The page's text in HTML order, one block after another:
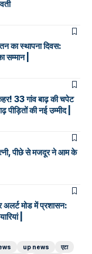
का स्थापना दिवस:
सम्मान |
33 गांव बाढ़ की चपेट
पीड़ितों की नई उम्मीद |
पीछे से मजदूर ने आम के
मोड में प्रशासन:
|
up news
एटा